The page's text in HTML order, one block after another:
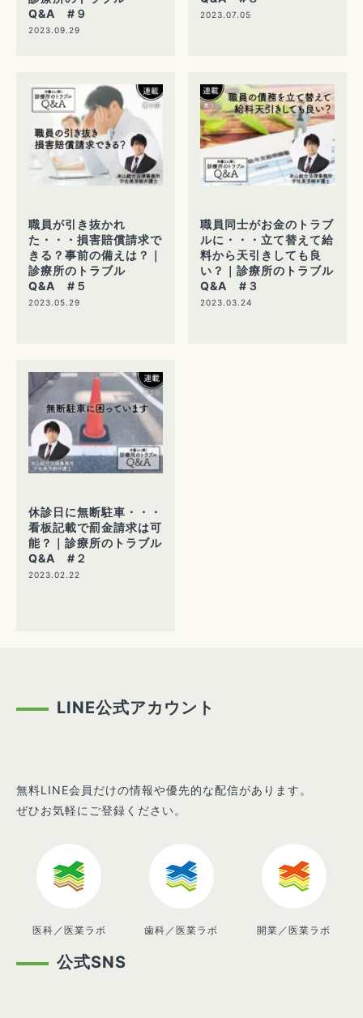
Q&A #９
2023.09.29
2023.07.05
職員が引き抜かれ
た・・・損害賠償請求で
きる？事前の備えは？｜
診療所のトラブル
Q&A #５
2023.05.29
職員同士がお金のトラブ
ルに・・・立て替えて給
料から天引きしても良
い？｜診療所のトラブル
Q&A #３
2023.03.24
休診日に無断駐車・・・
看板記載で罰金請求は可
能？｜診療所のトラブル
Q&A #２
2023.02.22
LINE公式アカウント
無料LINE会員だけの情報や優先的な配信があります。
ぜひお気軽にご登録ください。
医科／医業ラボ 歯科／医業ラボ 開業／医業ラボ
公式SNS